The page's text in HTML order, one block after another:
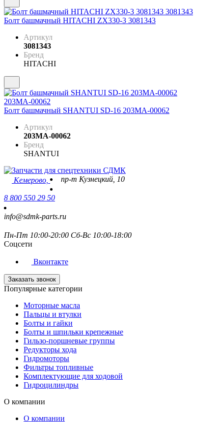
Болт башмачный HITACHI ZX330-3 3081343
Артикул
3081343
Бренд
HITACHI
Болт башмачный SHANTUI SD-16 203МА-00062
Артикул
203МА-00062
Бренд
SHANTUI
Кемерово, пр-т Кузнецкий, 10
8 800 550 29 50
info@sdmk-parts.ru
Пн-Пт 10:00-20:00 Сб-Вс 10:00-18:00
Соцсети
Вконтакте
Заказать звонок
Популярные категории
Моторные масла
Пальцы и втулки
Болты и гайки
Болты и шпильки крепежные
Гильзо-поршневые группы
Редукторы хода
Гидромоторы
Фильтры топливные
Комплектующие для ходовой
Гидроцилиндры
О компании
О компании